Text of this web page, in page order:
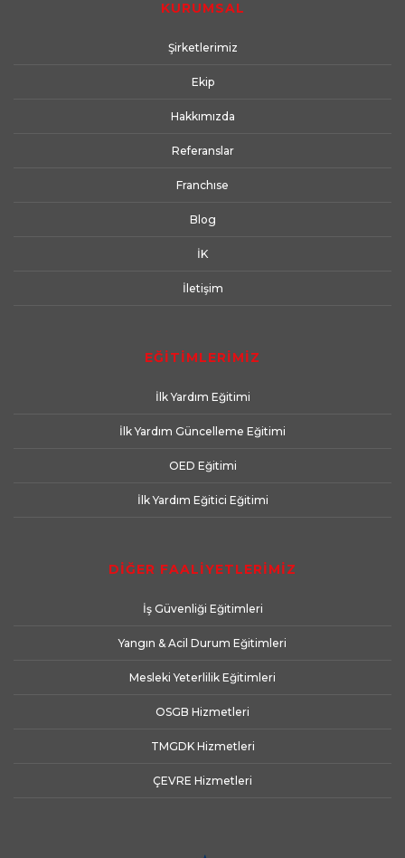
KURUMSAL
Şirketlerimiz
Ekip
Hakkımızda
Referanslar
Franchıse
Blog
İK
İletişim
EĞİTİMLERİMİZ
İlk Yardım Eğitimi
İlk Yardım Güncelleme Eğitimi
OED Eğitimi
İlk Yardım Eğitici Eğitimi
DİĞER FAALİYETLERİMİZ
İş Güvenliği Eğitimleri
Yangın & Acil Durum Eğitimleri
Mesleki Yeterlilik Eğitimleri
OSGB Hizmetleri
TMGDK Hizmetleri
ÇEVRE Hizmetleri